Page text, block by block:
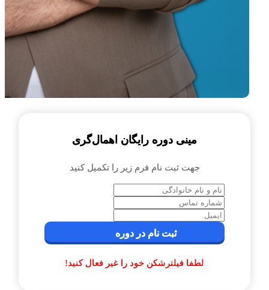
مینی دوره رایگان اهمال‌گری
جهت ثبت نام فرم زیر را تکمیل کنید
ثبت نام در دوره
لطفا فیلترشکن خود را غیر فعال کنید!